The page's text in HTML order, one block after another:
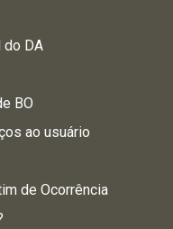
do DA
BO
ao usuário
de Ocorrência